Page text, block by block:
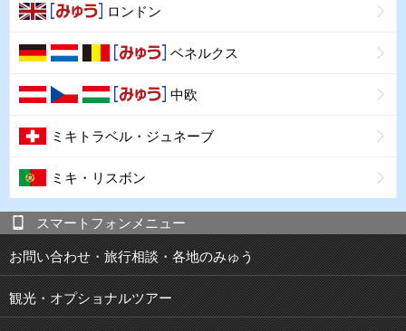
ロンドン
ベネルクス
中欧
ミキトラベル・ジュネーブ
ミキ・リスボン
スマートフォンメニュー
お問い合わせ・旅行相談・各地のみゅう
観光・オプショナルツアー